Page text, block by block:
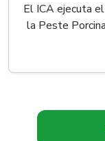
El ICA ejecuta
la Peste